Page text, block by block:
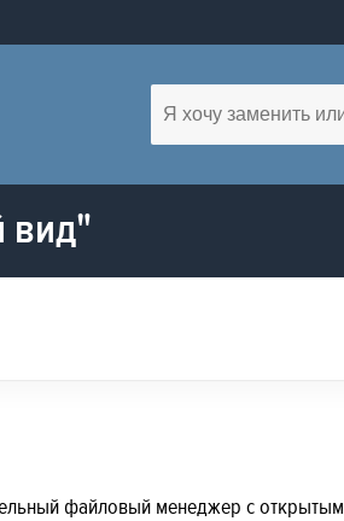
вид"
файловый менеджер с открытым